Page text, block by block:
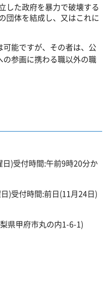
した政府を暴力で破壊する
団体を結成し、又はこれに
能ですが、その者は、公
参画に携わる職以外の職
)受付時間:午前9時20分か
)受付時間:前日(11月24日)
県甲府市丸の内1-6-1)